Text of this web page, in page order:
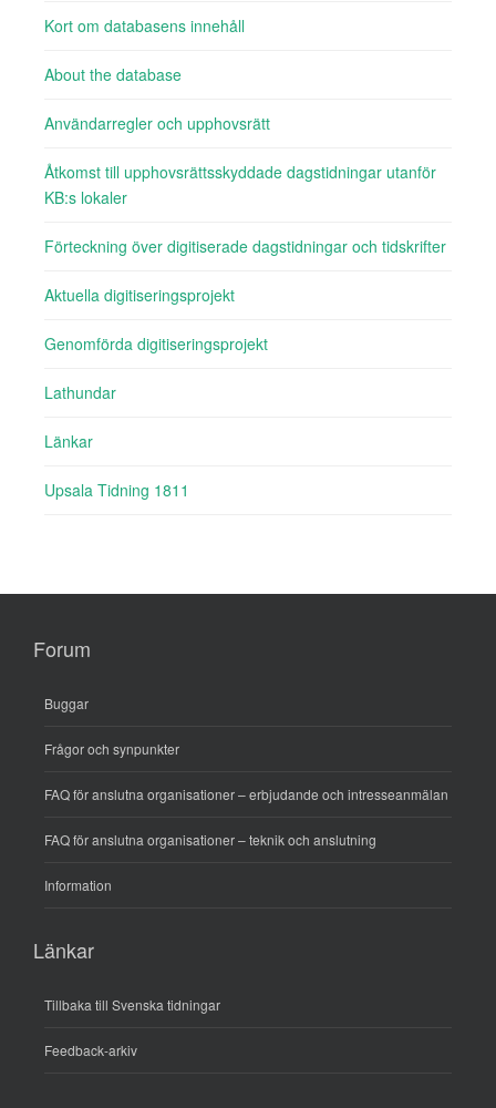
Kort om databasens innehåll
About the database
Användarregler och upphovsrätt
Åtkomst till upphovsrättsskyddade dagstidningar utanför
KB:s lokaler
Förteckning över digitiserade dagstidningar och tidskrifter
Aktuella digitiseringsprojekt
Genomförda digitiseringsprojekt
Lathundar
Länkar
Upsala Tidning 1811
Forum
Buggar
Frågor och synpunkter
FAQ för anslutna organisationer – erbjudande och intresseanmälan
FAQ för anslutna organisationer – teknik och anslutning
Information
Länkar
Tillbaka till Svenska tidningar
Feedback-arkiv